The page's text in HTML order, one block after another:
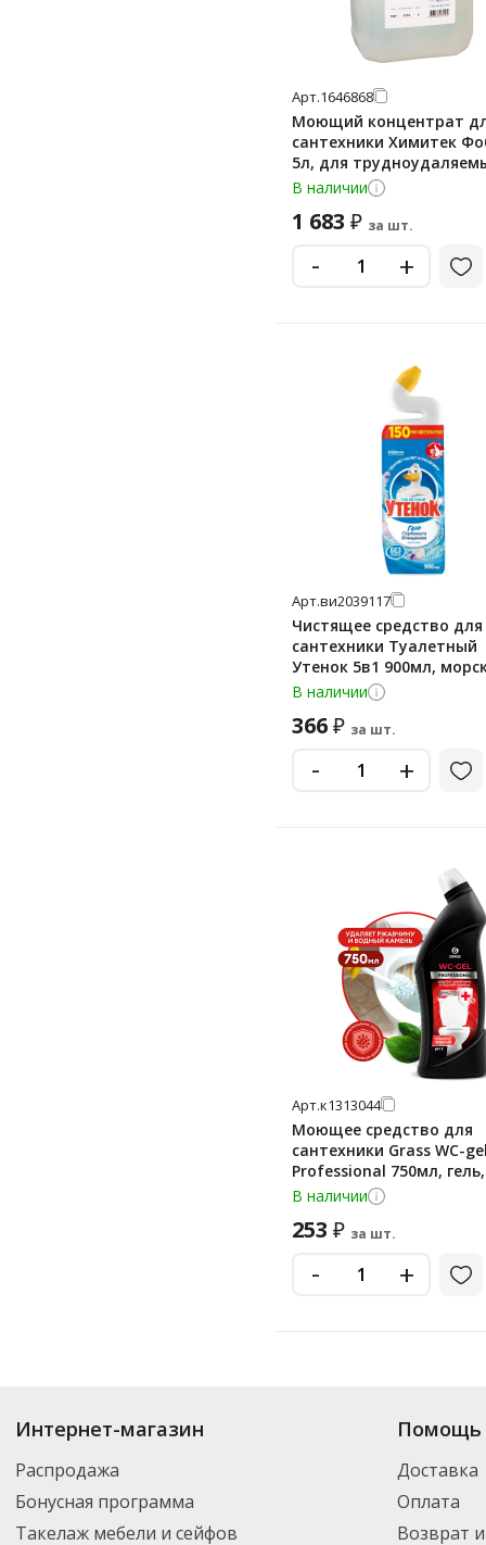
Арт.1646868
Моющий концентрат
сантехники Химитек
5л, для
минеральных
ржавчины, 120606
В наличии
1 683 ₽ за шт.
- +
Арт.ви2039117
Чистящее средство для
сантехники Туалетный
Утенок 5в1 900мл,
гель
В наличии
366₽ за шт.
- +
Арт.к1313044
Моющее средство для
сантехники Grass WC-
Professional 750мл, гель,
125535
В наличии
253 ₽ за шт.
- +
Купить по цене от
. В ассортименте интернет-магазина
товар и добавить его в корзину для дальнейшего оформления
компанией DPD. Для постоянных клиентов - скидка, минимальный
Интернет-магазин
Распродажа
Бонусная программа
Такелаж мебели и сейфов
Помощь
Доставка
Оплата
Возврат